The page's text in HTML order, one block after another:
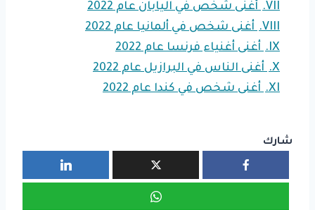
VII.
أغنى شخص في اليابان عام 2022
VIII.
أغنى شخص في ألمانيا عام 2022
IX.
أغنى أغنياء فرنسا عام 2022
X.
أغنى الناس في البرازيل عام 2022
XI.
أغنى شخص في كندا عام 2022
شارك